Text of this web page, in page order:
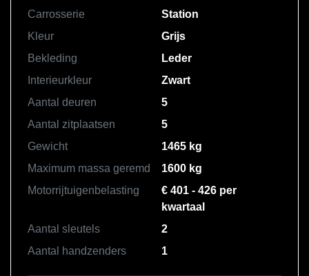
Carrosserie
Station
Kleur
Grijs
Bekleding
Leder
Interieurkleur
Zwart
Aantal deuren
5
Aantal zitplaatsen
5
Gewicht
1465 kg
Maximum massa geremd
1600 kg
Motorrijtuigenbelasting
€ 401 - 426 per
kwartaal
Aantal sleutels
2
Aantal handzenders
1